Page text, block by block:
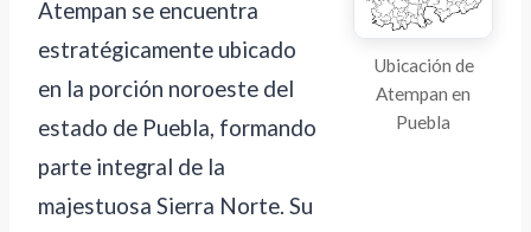
Atempan se encuentra
estratégicamente ubicado
en la porción noroeste del
estado de Puebla, formando
parte integral de la
majestuosa Sierra Norte. Su
Ubicación de
Atempan en
Puebla